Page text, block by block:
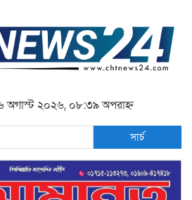
অগাস্ট ২০২৬, ০৮:৩৯ অপরাহ্ন
সার্চ